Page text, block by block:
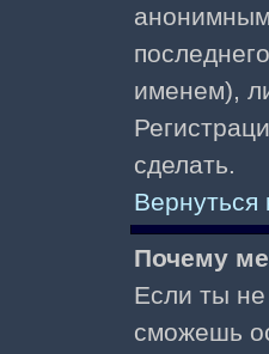
именем),
сделать.
Вернуться
Почему
Если ты не
сможешь